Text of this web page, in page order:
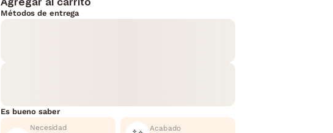
Agregar al carrito
Métodos de entrega
Es bueno saber
Necesidad Acabado